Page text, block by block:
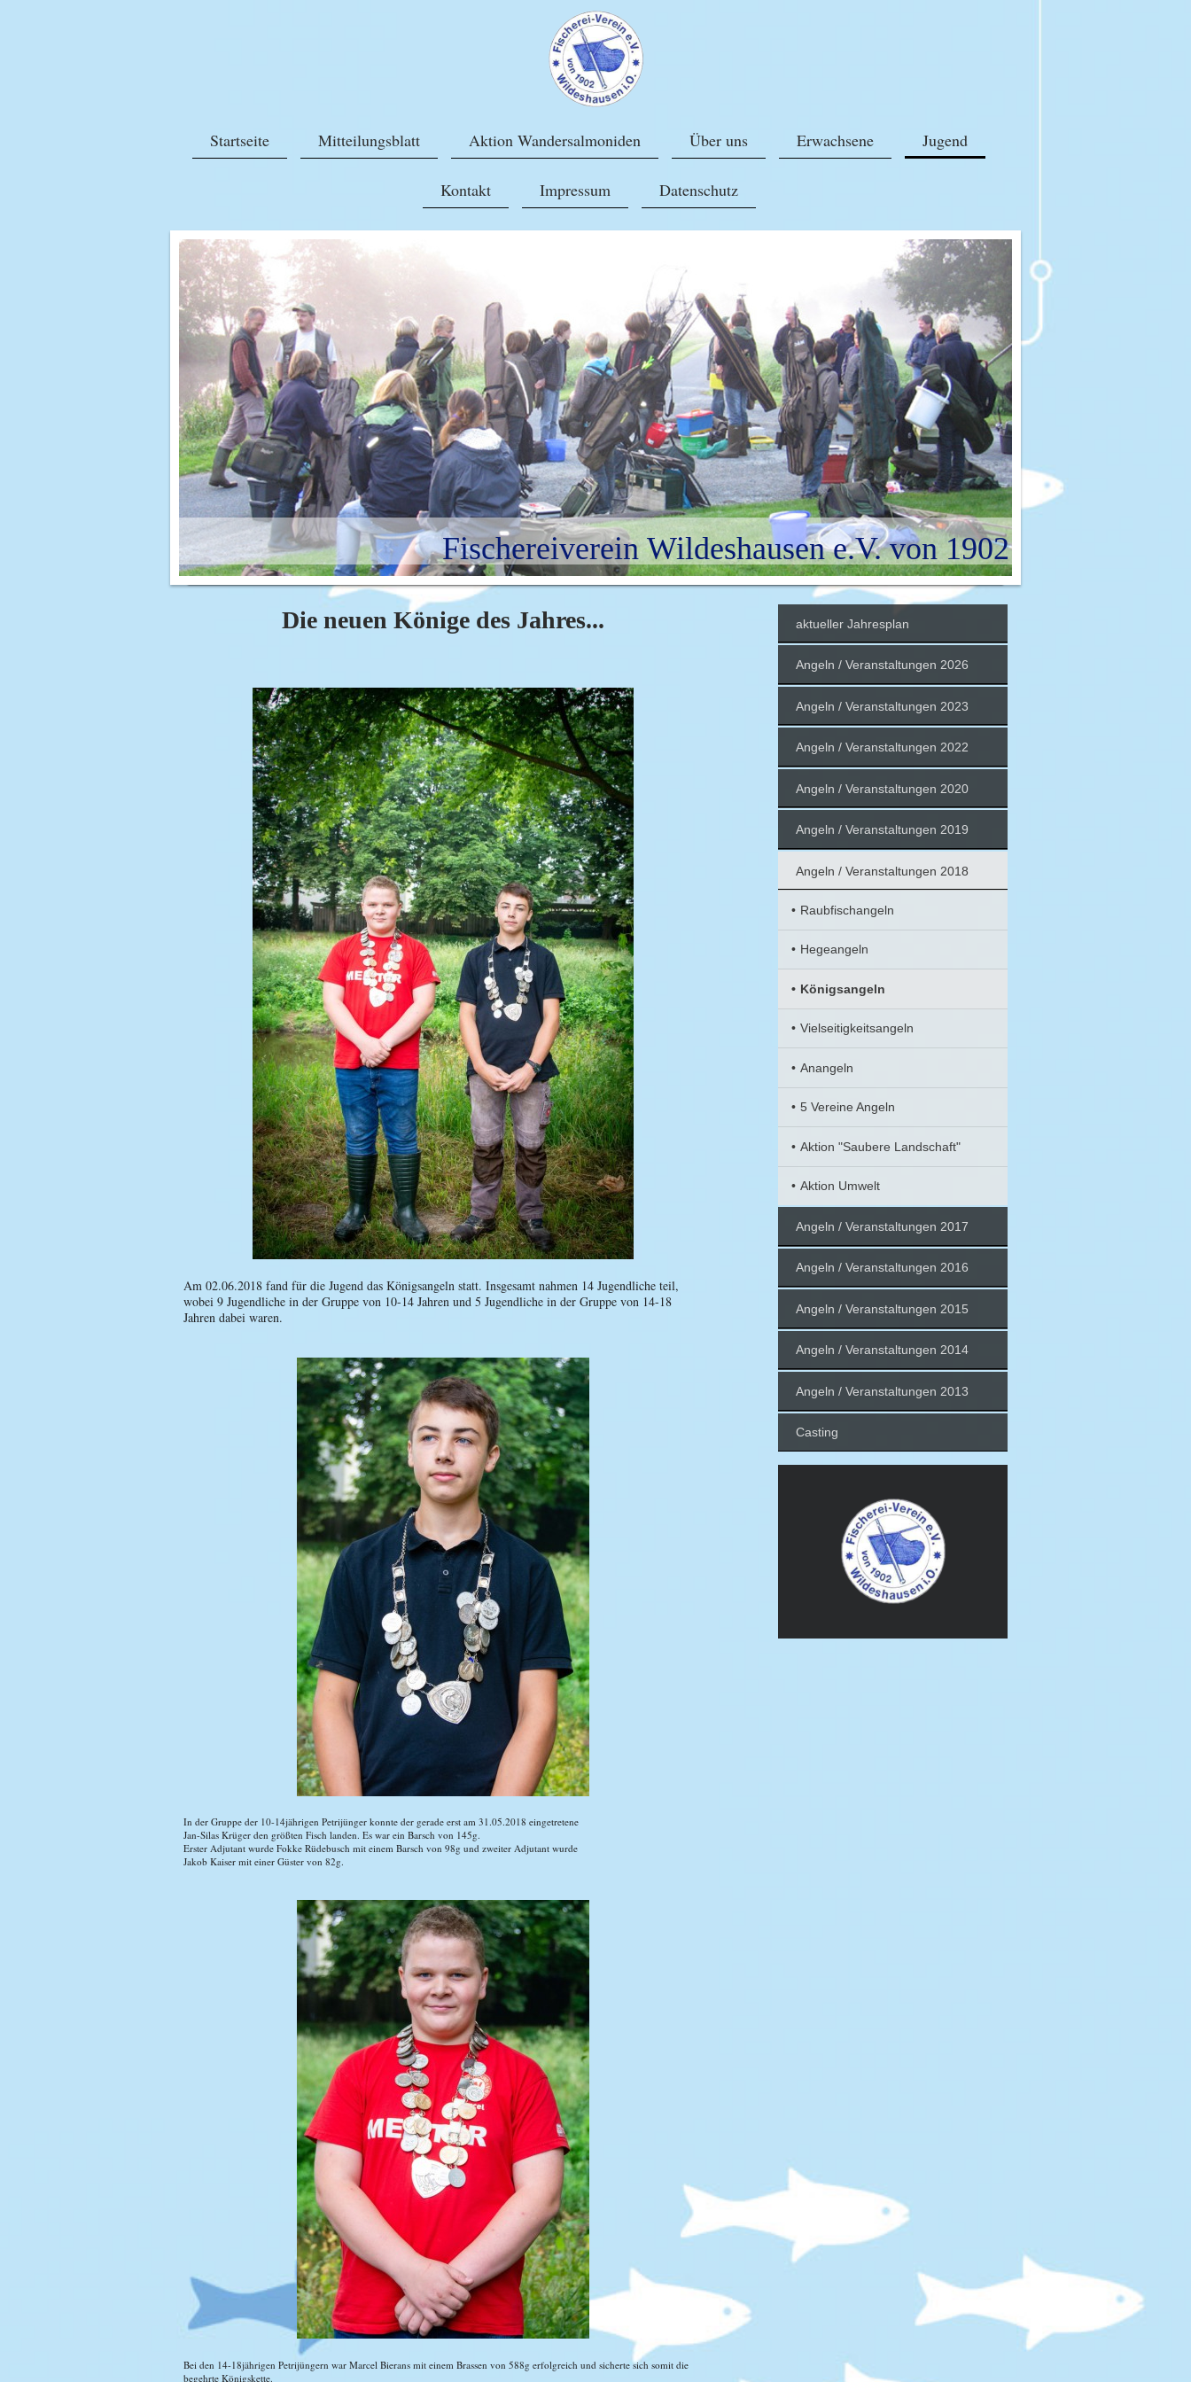
Startseite Mitteilungsblatt Aktion Wandersalmoniden Über uns Erwachsene Jugend
Kontakt Impressum Datenschutz
Fischereiverein Wildeshausen e.V. von 1902
Die neuen Könige des Jahres...
Am 02.06.2018 fand für die Jugend das Königsangeln statt. Insgesamt nahmen 14 Jugendliche teil,
wobei 9 Jugendliche in der Gruppe von 10-14 Jahren und 5 Jugendliche in der Gruppe von 14-18
Jahren dabei waren.
In der Gruppe der 10-14jährigen Petrijünger konnte der gerade erst am 31.05.2018 eingetretene
Jan-Silas Krüger den größten Fisch landen. Es war ein Barsch von 145g.
Erster Adjutant wurde Fokke Rüdebusch mit einem Barsch von 98g und zweiter Adjutant wurde
Jakob Kaiser mit einer Güster von 82g.
Bei den 14-18jährigen Petrijüngern war Marcel Bierans mit einem Brassen von 588g erfolgreich und sicherte sich somit die
begehrte Königskette.
aktueller Jahresplan
Angeln / Veranstaltungen 2026
Angeln / Veranstaltungen 2023
Angeln / Veranstaltungen 2022
Angeln / Veranstaltungen 2020
Angeln / Veranstaltungen 2019
Angeln / Veranstaltungen 2018
Raubfischangeln
Hegeangeln
Königsangeln
Vielseitigkeitsangeln
Anangeln
5 Vereine Angeln
Aktion "Saubere Landschaft"
Aktion Umwelt
Angeln / Veranstaltungen 2017
Angeln / Veranstaltungen 2016
Angeln / Veranstaltungen 2015
Angeln / Veranstaltungen 2014
Angeln / Veranstaltungen 2013
Casting